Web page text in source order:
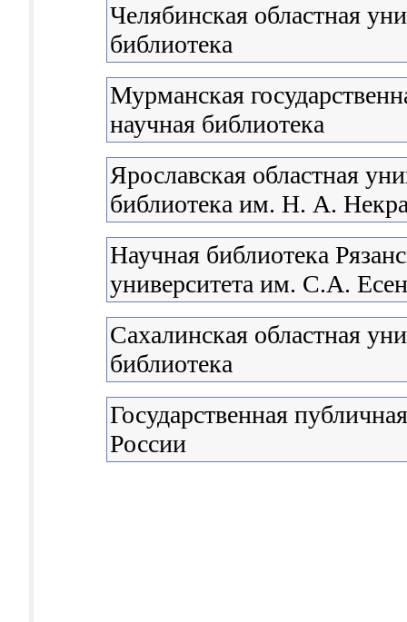
Челябинская областная
библиотека
Мурманская
научная библиотека
Ярославская областная
библиотека им. Н. А.
Научная библиотека
университета им. С.А.
Сахалинская областная
библиотека
Государственная
России